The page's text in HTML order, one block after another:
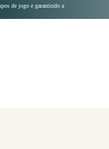
de jogo e garantindo a